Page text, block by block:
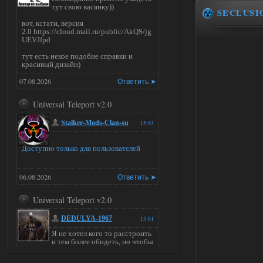
тут свою васянку))
вот, кстати, версия
2.0 https://cloud.mail.ru/public/AkQS/jg
UEVJfpd
тут есть некое подобие справки и
красивый дизайн)
Ответить ➤
07.08.2026
Universal Teleport v2.0
15:03
Stalker-Mods-Clan-su
Доступно только для пользователей
Ответить ➤
06.08.2026
Universal Teleport v2.0
15:01
DEDULYA-1967
Я не хотел кого то расстроить
и тем более обидеть, но чтобы